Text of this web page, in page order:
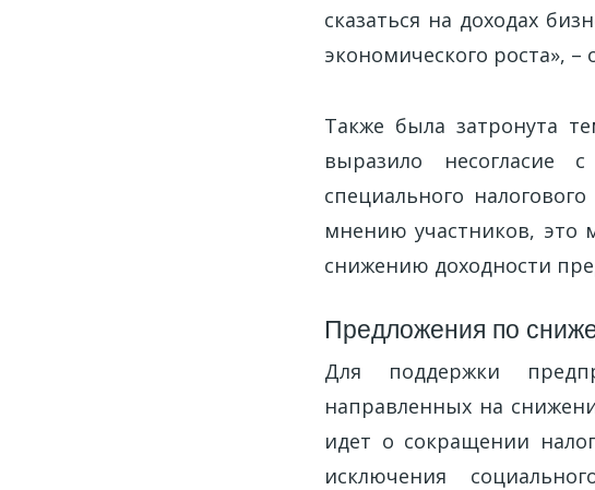
сказаться на доходах
экономического роста», –
Также была затронута
выразило несогласие
специального
мнению участников, это
снижению доходности
Предложения по
Для поддержки
направленных на
идет о сокращении
исключения